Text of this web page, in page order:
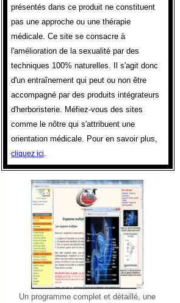
présentés dans ce produit ne constituent
pas une approche ou une thérapie
médicale. Ce site se consacre à
l'amélioration de la sexualité par des
techniques 100% naturelles. Il s'agit donc
d'un entraînement qui peut ou non être
accompagné par des produits intégrateurs
d'herboristerie. Méfiez-vous des sites
comme le nôtre qui s'attribuent une
orientation médicale. Pour en savoir plus,
cliquez ici.
Un programme complet et détaillé, une